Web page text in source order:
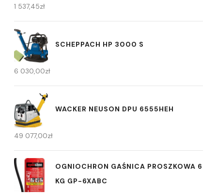
1 537,45zł
SCHEPPACH HP 3000 S
6 030,00zł
WACKER NEUSON DPU 6555HEH
49 077,00zł
OGNIOCHRON GAŚNICA PROSZKOWA 6
KG GP-6XABC